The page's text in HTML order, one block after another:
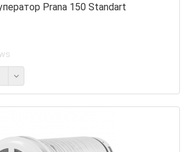
Prana 150 Standart